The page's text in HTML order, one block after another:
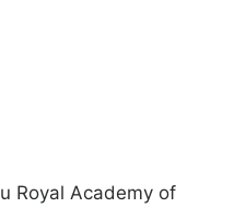
Royal Academy of